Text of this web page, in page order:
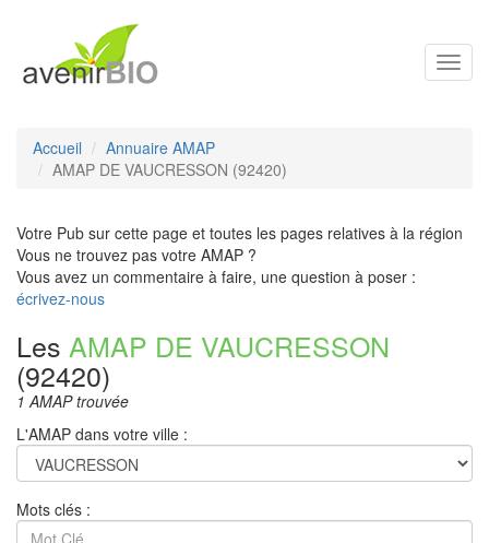
Accueil
Annuaire AMAP
AMAP DE VAUCRESSON (92420)
Votre Pub sur cette page et toutes les pages relatives à la région
Vous ne trouvez pas votre AMAP ?
Vous avez un commentaire à faire, une question à poser :
écrivez-nous
Les AMAP DE VAUCRESSON
(92420)
1 AMAP trouvée
L'AMAP dans votre ville :
Mots clés :